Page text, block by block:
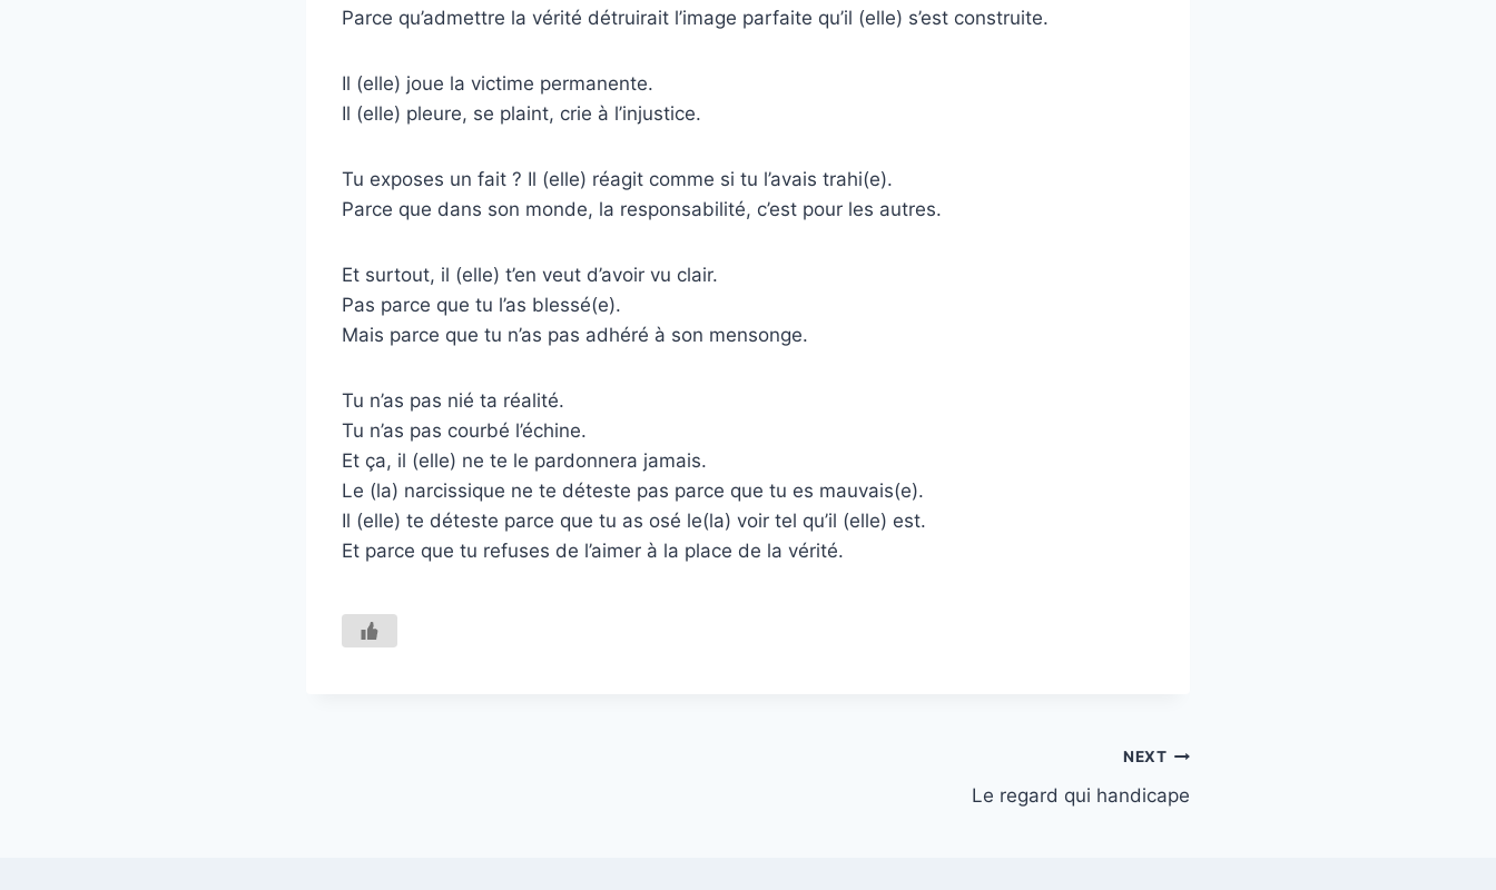
Parce qu’admettre la vérité détruirait l’image parfaite qu’il (elle) s’est construite.
Il (elle) joue la victime permanente.
Il (elle) pleure, se plaint, crie à l’injustice.
Tu exposes un fait ? Il (elle) réagit comme si tu l’avais trahi(e).
Parce que dans son monde, la responsabilité, c’est pour les autres.
Et surtout, il (elle) t’en veut d’avoir vu clair.
Pas parce que tu l’as blessé(e).
Mais parce que tu n’as pas adhéré à son mensonge.
Tu n’as pas nié ta réalité.
Tu n’as pas courbé l’échine.
Et ça, il (elle) ne te le pardonnera jamais.
Le (la) narcissique ne te déteste pas parce que tu es mauvais(e).
Il (elle) te déteste parce que tu as osé le(la) voir tel qu’il (elle) est.
Et parce que tu refuses de l’aimer à la place de la vérité.
NEXT
Le regard qui handicape